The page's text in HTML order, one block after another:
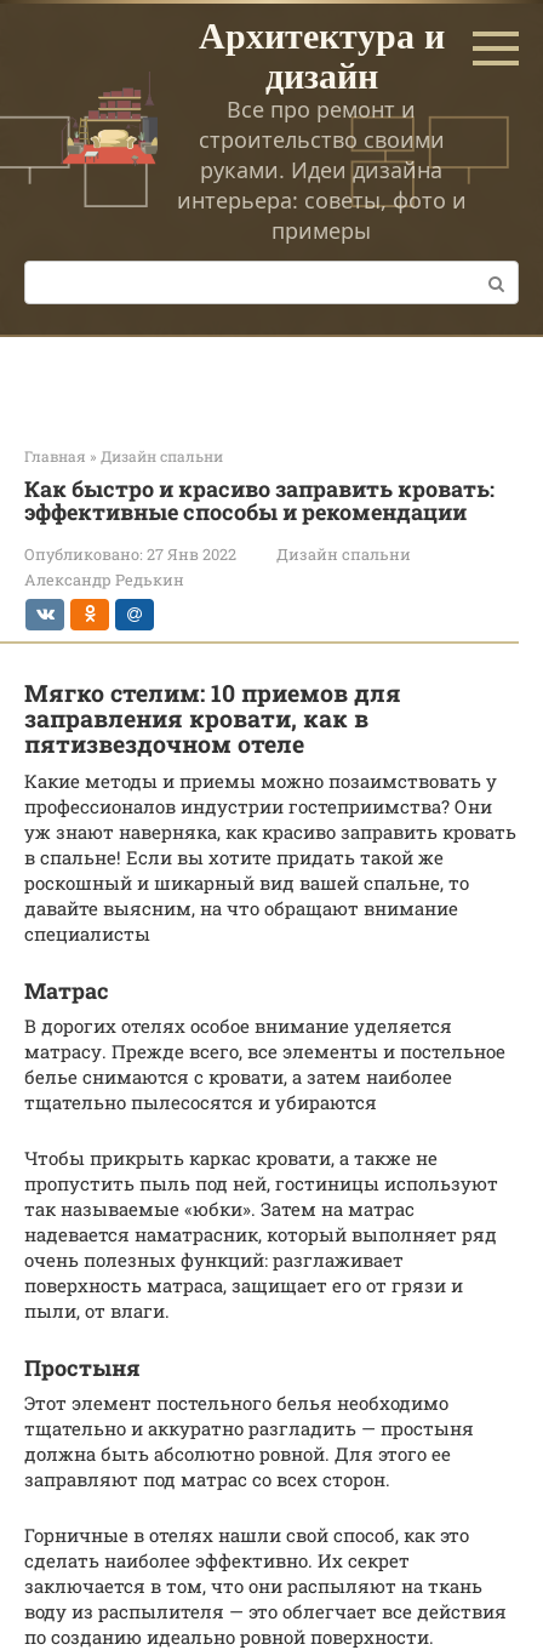
Перейти
Архитектура и
дизайн
Все про ремонт и
строительство своими
руками. Идеи дизайна
интерьера: советы, фото и
примеры
Поиск:
Главная » Дизайн спальни
Как быстро и красиво заправить кровать:
эффективные способы и рекомендации
Опубликовано: 27 Янв 2022
Дизайн спальни
Александр Редькин
Мягко стелим: 10 приемов для
заправления кровати, как в
пятизвездочном отеле
Какие методы и приемы можно позаимствовать у
профессионалов индустрии гостеприимства? Они
уж знают наверняка, как красиво заправить кровать
в спальне! Если вы хотите придать такой же
роскошный и шикарный вид вашей спальне, то
давайте выясним, на что обращают внимание
специалисты
Матрас
В дорогих отелях особое внимание уделяется
матрасу. Прежде всего, все элементы и постельное
белье снимаются с кровати, а затем наиболее
тщательно пылесосятся и убираются
Чтобы прикрыть каркас кровати, а также не
пропустить пыль под ней, гостиницы используют
так называемые «юбки». Затем на матрас
надевается наматрасник, который выполняет ряд
очень полезных функций: разглаживает
поверхность матраса, защищает его от грязи и
пыли, от влаги.
Простыня
Этот элемент постельного белья необходимо
тщательно и аккуратно разгладить — простыня
должна быть абсолютно ровной. Для этого ее
заправляют под матрас со всех сторон.
Горничные в отелях нашли свой способ, как это
сделать наиболее эффективно. Их секрет
заключается в том, что они распыляют на ткань
воду из распылителя — это облегчает все действия
по созданию идеально ровной поверхности.